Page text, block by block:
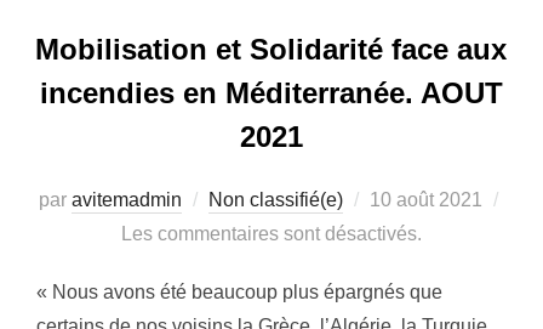
Mobilisation et Solidarité face aux
incendies en Méditerranée. AOUT
2021
par avitemadmin Non classifié(e)
Publié
le
10 août 2021
Les commentaires sont désactivés.
« Nous avons été beaucoup plus épargnés que